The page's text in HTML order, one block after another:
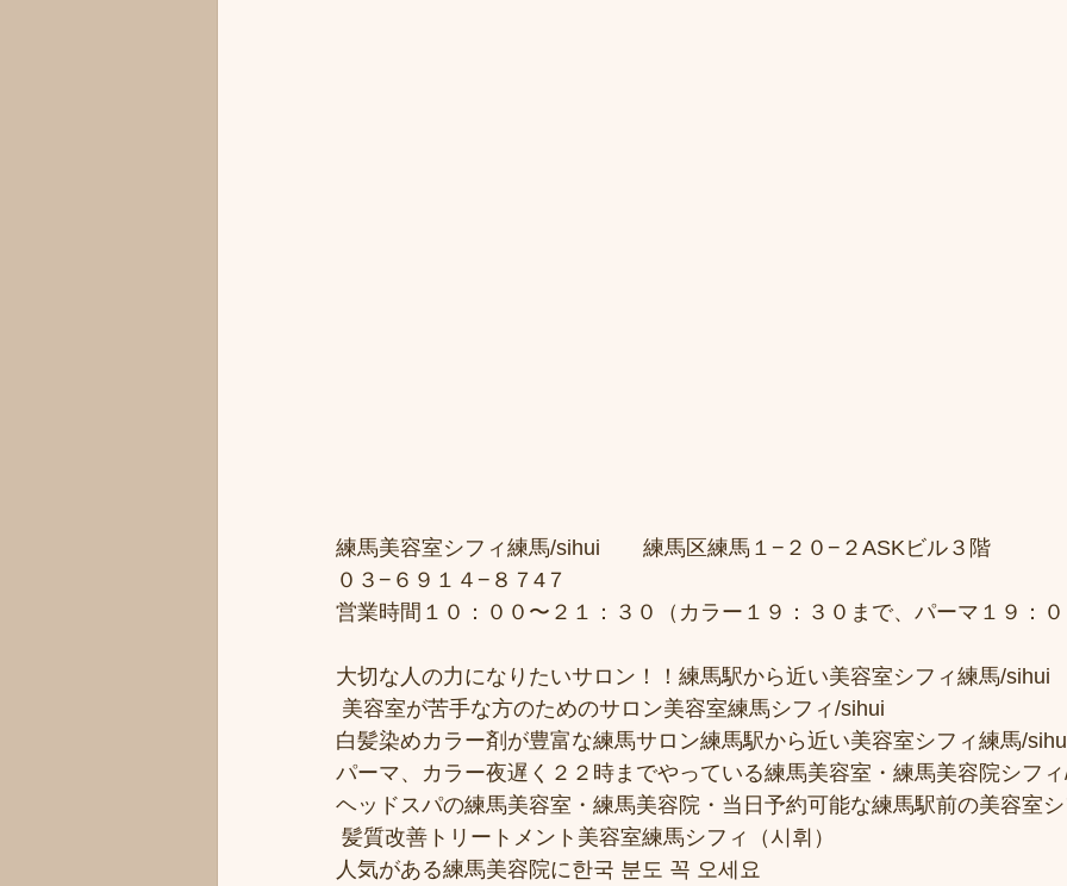
練馬美容室シフィ練馬/sihui　　練馬区練馬１−２０−２ASKビル３階
０３−６９１４−８７4７
営業時間１０：００〜２１：３０（カラー１９：３０まで、パーマ１９：
大切な人の力になりたいサロン！！練馬駅から近い美容室シフィ練馬/sihui
美容室が苦手な方のためのサロン美容室練馬シフィ/sihui
白髪染めカラー剤が豊富な練馬サロン練馬駅から近い美容室シフィ練馬/
パーマ、カラー夜遅く２２時までやっている練馬美容室・練馬美容院シフ
ヘッドスパの練馬美容室・練馬美容院・当日予約可能な練馬駅前の美容室
髪質改善トリートメント美容室練馬シフィ（시휘）
人気がある練馬美容院に한국 분도 꼭 오세요